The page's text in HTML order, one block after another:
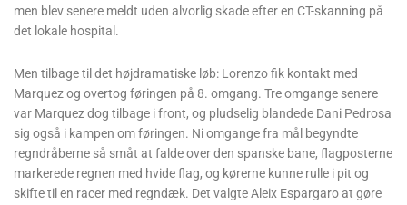
men blev senere meldt uden alvorlig skade efter en CT-skanning på
det lokale hospital.
Men tilbage til det højdramatiske løb: Lorenzo fik kontakt med
Marquez og overtog føringen på 8. omgang. Tre omgange senere
var Marquez dog tilbage i front, og pludselig blandede Dani Pedrosa
sig også i kampen om føringen. Ni omgange fra mål begyndte
regndråberne så småt at falde over den spanske bane, flagposterne
markerede regnen med hvide flag, og kørerne kunne rulle i pit og
skifte til en racer med regndæk. Det valgte Aleix Espargaro at gøre